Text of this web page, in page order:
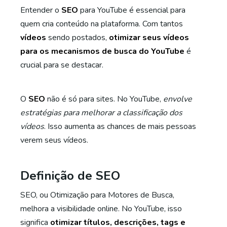
Entender o SEO para YouTube é essencial para
quem cria conteúdo na plataforma. Com tantos
vídeos sendo postados, otimizar seus vídeos
para os mecanismos de busca do YouTube é
crucial para se destacar.
O SEO não é só para sites. No YouTube, envolve
estratégias para melhorar a classificação dos
vídeos. Isso aumenta as chances de mais pessoas
verem seus vídeos.
Definição de SEO
SEO, ou Otimização para Motores de Busca,
melhora a visibilidade online. No YouTube, isso
significa otimizar títulos, descrições, tags e